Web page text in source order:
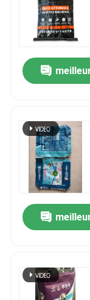
Au sujet de
Visite d'usine
Contactez-nous
Nouvelles
Demandez
Pp cimentent